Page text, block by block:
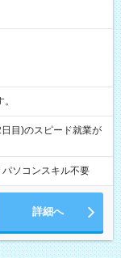
。
目)のスピード就業が
パソコンスキル不要
詳細へ